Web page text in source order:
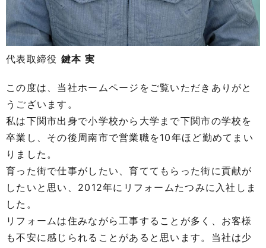
代表取締役 鍵本 実
この度は、当社ホームページをご覧いただきありがと
うございます。
私は下関市出身で小学校から大学まで下関市の学校を
卒業し、その後周南市で営業職を10年ほど勤めてまい
りました。
育った街で仕事がしたい、育ててもらった街に貢献が
したいと思い、2012年にリフォームたつみに入社しま
した。
リフォームは住みながら工事することが多く、お客様
も不安に感じられることがあると思います。当社は少